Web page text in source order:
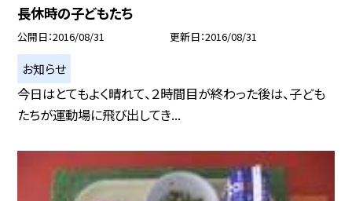
長休時の子どもたち
公開日 2016/08/31 更新日 2016/08/31
お知らせ
今日はとてもよく晴れて、２時間目が終わった後は、子ども
たちが運動場に飛び出してき...